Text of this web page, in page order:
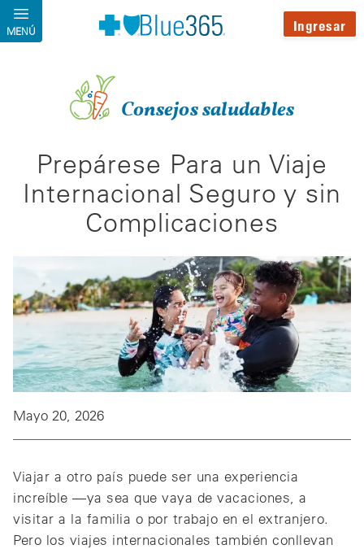
Pasar al contenido principal
MENÚ Ingresar
Consejos saludables
Prepárese Para un Viaje
Internacional Seguro y sin
Complicaciones
Mayo 20, 2026
Viajar a otro país puede ser una experiencia
increíble —ya sea que vaya de vacaciones, a
visitar a la familia o por trabajo en el extranjero.
Pero los viajes internacionales también conllevan